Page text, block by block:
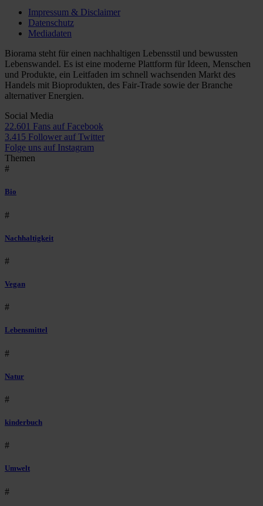
Impressum & Disclaimer
Datenschutz
Mediadaten
Biorama steht für einen nachhaltigen Lebensstil und bewussten
Lebenswandel. Es ist eine moderne Plattform für Ideen, Menschen
und Produkte, ein Leitfaden im schnell wachsenden Markt des
Handels mit Bioprodukten, des Fair-Trade sowie der Branche
alternativer Energien.
Social Media
22.601 Fans auf Facebook
3.415 Follower auf Twitter
Folge uns auf Instagram
Themen
#
Bio
#
Nachhaltigkeit
#
Vegan
#
Lebensmittel
#
Natur
#
kinderbuch
#
Umwelt
#